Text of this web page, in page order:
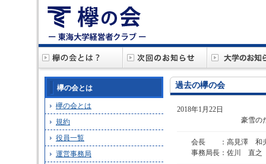
欅の会とは
欅の会とは
規約
役員一覧
運営事務局
過去の欅の会
2018年1月22日
豪雪のため
会長 ：高見澤 和
事務局長：佐川 直之